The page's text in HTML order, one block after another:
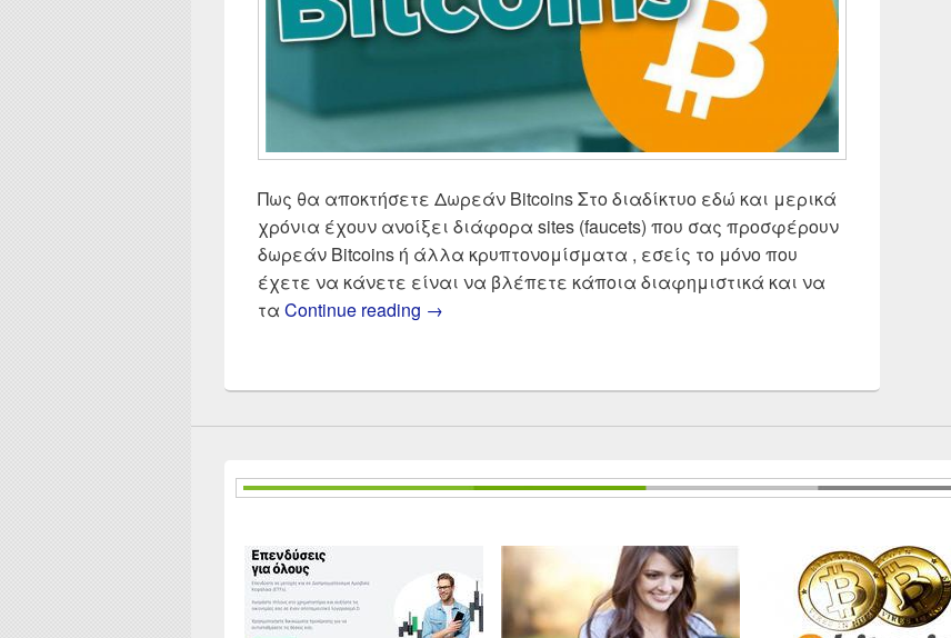
Πως θα αποκτήσετε Δωρεάν Bitcoins Στο διαδίκτυο εδώ και μερικά
χρόνια έχουν ανοίξει διάφορα sites (faucets) που σας προσφέρουν
δωρεάν Bitcoins ή άλλα κρυπτονομίσματα , εσείς το μόνο που
έχετε να κάνετε είναι να βλέπετε κάποια διαφημιστικά και να
τα Continue reading Δωρεάν Bitcoins , πως να κερδίσετε δωρεάν Bitcoins! Update ✅
→